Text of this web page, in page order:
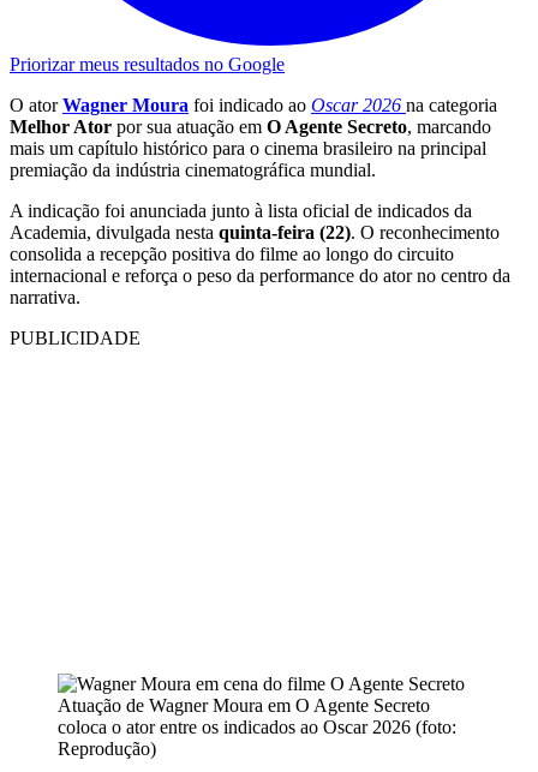
Priorizar meus resultados no Google
O atorWagner Moura foi indicado ao Oscar 2026 na categoria
Melhor Ator por sua atuação em O Agente Secreto, marcando
mais um capítulo histórico para o cinema brasileiro na principal
premiação da indústria cinematográfica mundial.
A indicação foi anunciada junto à lista oficial de indicados da
Academia, divulgada nesta quinta-feira (22). O reconhecimento
consolida a recepção positiva do filme ao longo do circuito
internacional e reforça o peso da performance do ator no centro da
narrativa.
PUBLICIDADE
Atuação de Wagner Moura em O Agente Secreto
coloca o ator entre os indicados ao Oscar 2026 (foto:
Reprodução)